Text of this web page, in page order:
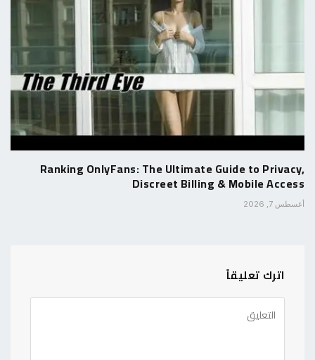
Ranking OnlyFans: The Ultimate Guide to Privacy,
Discreet Billing & Mobile Access
أغسطس 7, 2026
اترك تعليقاً